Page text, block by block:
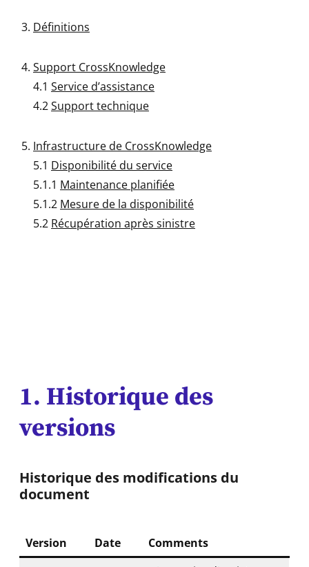
Définitions
Support CrossKnowledge
4.1 Service d’assistance
4.2Support technique
Infrastructure de CrossKnowledge
5.1 Disponibilité du service
5.1.1 Maintenance planifiée
5.1.2 Mesure de la disponibilité
5.2 Récupération après sinistre
1. Historique des
versions
Historique des modifications du
document
Version Date Comments